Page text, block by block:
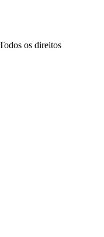
os direitos